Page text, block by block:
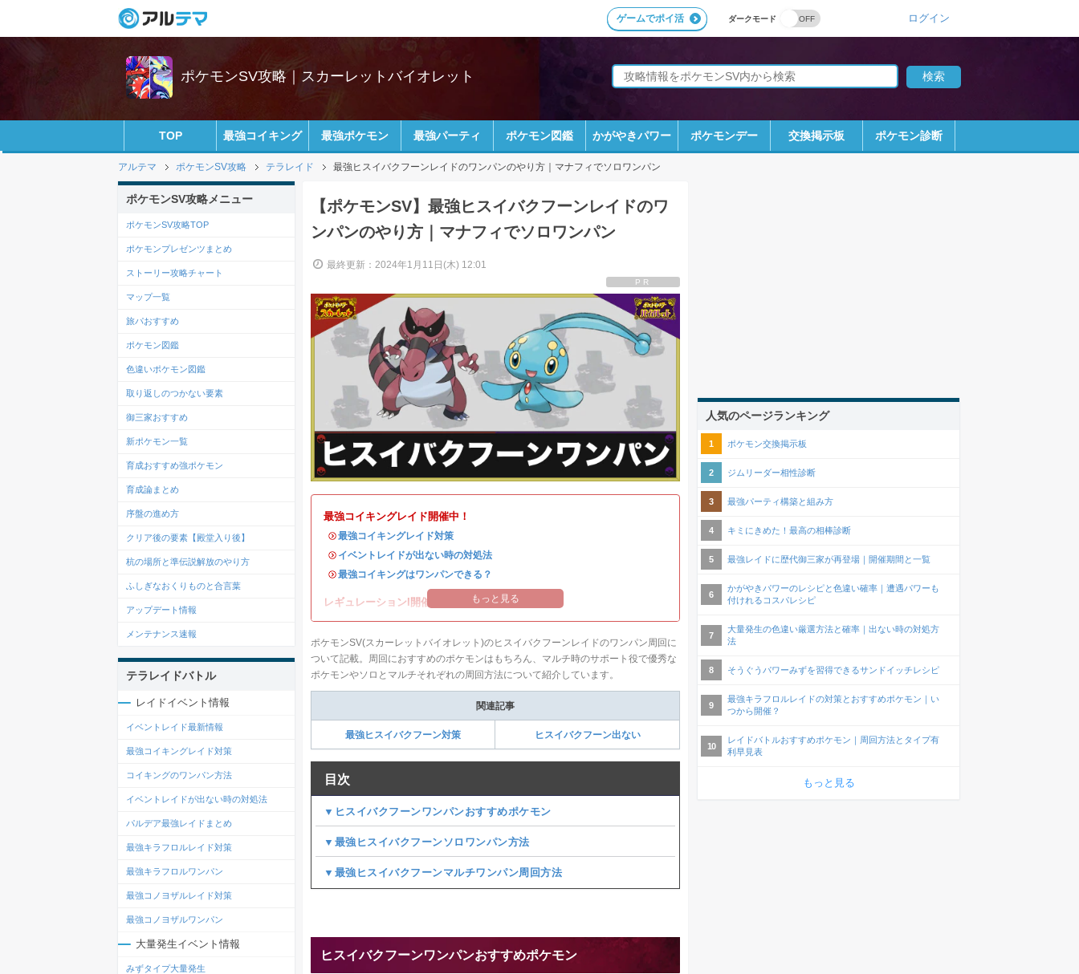
ダークモード
ゲームでポイ活 ログイン
ポケモンSV攻略｜スカーレットバイオレット
TOP 最強コイキング 最強ポケモン 最強パーティ ポケモン図鑑 かがやきパワー ポケモンデー 交換掲示板 ポケモン診断
アルテマ ポケモンSV攻略 テラレイド 最強ヒスイバクフーンレイドのワンパンのやり方｜マナフィでソロワンパン
【ポケモンSV】最強ヒスイバクフーンレイドのワ
ンパンのやり方｜マナフィでソロワンパン
最終更新：2024年1月11日(木) 12:01
PR
最強コイキングレイド開催中！
・最強コイキングレイド対策
・ イベントレイドが出ない時の対処法
・最強コイキングはワンパンできる？
レギュレーションI開催中！ もっと見る
ポケモンSV(スカーレットバイオレット)のヒスイバクフーンレイドのワンパン周回に
ついて記載。周回におすすめのポケモンはもちろん、マルチ時のサポート役で優秀な
ポケモンやソロとマルチそれぞれの周回方法について紹介しています。
関連記事
最強ヒスイバクフーン対策 ヒスイバクフーン出ない
目次
▼ヒスイバクフーンワンパンおすすめポケモン
▼最強ヒスイバクフーンソロワンパン方法
▼最強ヒスイバクフーンマルチワンパン周回方法
ヒスイバクフーンワンパンおすすめポケモン
ポケモンSV攻略メニュー
ポケモンSV攻略TOP
ポケモンプレゼンツまとめ
ストーリー攻略チャート
マップ一覧
旅パおすすめ
ポケモン図鑑
色違いポケモン図鑑
取り返しのつかない要素
御三家おすすめ
新ポケモン一覧
育成おすすめ強ポケモン
育成論まとめ
序盤の進め方
クリア後の要素【殿堂入り後】
杭の場所と準伝説解放のやり方
ふしぎなおくりものと合言葉
アップデート情報
メンテナンス速報
テラレイドバトル
レイドイベント情報
イベントレイド最新情報
最強コイキングレイド対策
コイキングのワンパン方法
イベントレイドが出ない時の対処法
パルデア最強レイドまとめ
最強キラフロルレイド対策
最強キラフロルワンパン
最強コノヨザルレイド対策
最強コノヨザルワンパン
大量発生イベント情報
みずタイプ大量発生
人気のページランキング
ポケモン交換掲示板
ジムリーダー相性診断
最強パーティ構築と組み方
キミにきめた！最高の相棒診断
最強レイドに歴代御三家が再登場｜開催期間と一覧
かがやきパワーのレシピと色違い確率｜遭遇パワーも
付けれるコスパレシピ
大量発生の色違い厳選方法と確率｜出ない時の対処方
法
そうぐうパワーみずを習得できるサンドイッチレシピ
最強キラフロルレイドの対策とおすすめポケモン｜い
つから開催？
レイドバトルおすすめポケモン｜周回方法とタイプ有
利早見表
もっと見る